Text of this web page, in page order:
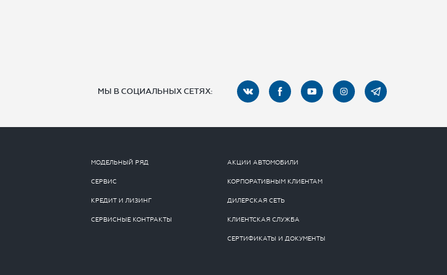
МЫ В СОЦИАЛЬНЫХ СЕТЯХ:
МОДЕЛЬНЫЙ РЯД
СЕРВИС
КРЕДИТ И ЛИЗИНГ
СЕРВИСНЫЕ КОНТРАКТЫ
АКЦИИ АВТОМОБИЛИ
КОРПОРАТИВНЫМ КЛИЕНТАМ
ДИЛЕРСКАЯ СЕТЬ
КЛИЕНТСКАЯ СЛУЖБА
СЕРТИФИКАТЫ И ДОКУМЕНТЫ